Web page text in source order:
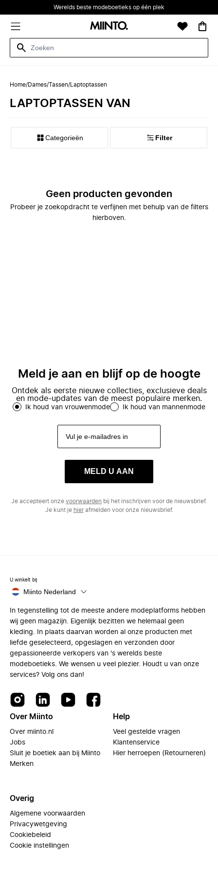
Werelds beste modeboetieks op één plek
Home/Dames/Tassen/ Laptoptassen
LAPTOPTASSEN VAN
Categorieën Filter
Geen producten gevonden
Probeer je zoekopdracht te verfijnen met behulp van de filters
hierboven.
Meld je aan en blijf op de hoogte
Ontdek als eerste nieuwe collecties, exclusieve deals
en mode-updates van de meest populaire merken.
Ik houd van vrouwenmode Ik houd van mannenmode
MELD U AAN
Je accepteert onze voorwaarden bij het inschrijven voor de nieuwsbrief.
Je kunt je hierafmelden voor onze nieuwsbrief.
U winkelt bij
Miinto Nederland
In tegenstelling tot de meeste andere modeplatforms hebben
wij geen magazijn. Eigenlijk bezitten we helemaal geen
kleding. In plaats daarvan worden al onze producten met
liefde geselecteerd, opgeslagen en verzonden door
gepassioneerde verkopers van 's werelds beste
modeboetieks. We wensen u veel plezier. Houdt u van onze
services? Volg ons dan!
Over Miinto
Over miinto.nl
Jobs
Sluit je boetiek aan bij Miinto
Merken
Help
Veel gestelde vragen
Klantenservice
Hier herroepen (Retourneren)
Overig
Algemene voorwaarden
Privacywetgeving
Cookiebeleid
Cookie instellingen